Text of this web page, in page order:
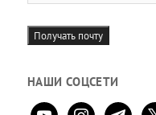
E-
mail
Получать почту
НАШИ СОЦСЕТИ
youtubeinstagramtelegram
x